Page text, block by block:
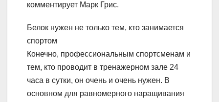
комментирует Марк Грис.
Белок нужен не только тем, кто занимается
спортом
Конечно, профессиональным спортсменам и
тем, кто проводит в тренажерном зале 24
часа в сутки, он очень и очень нужен. В
основном для равномерного наращивания